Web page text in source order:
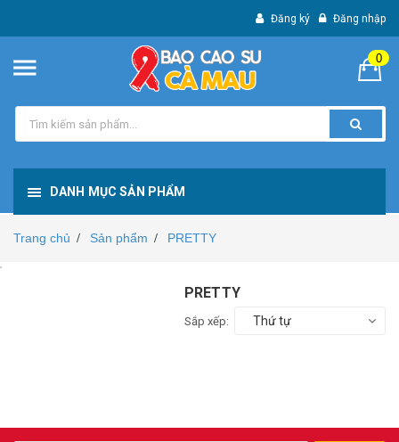
Đăng ký Đăng nhập
0
DANH MỤC SẢN PHẨM
Trang chủ / Sản phẩm / PRETTY
PRETTY
Sắp xếp: Thứ tự